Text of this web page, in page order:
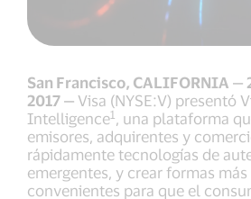
San Francisco, CALIFORNIA —
2017 — Visa (NYSE:V) presentó
Intelligence1 , una plataforma
emisores, adquirentes y
rápidamente tecnologías de
emergentes, y crear formas más
convenientes para que el